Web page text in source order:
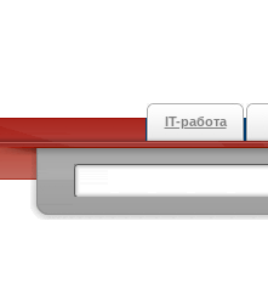
IT-работа